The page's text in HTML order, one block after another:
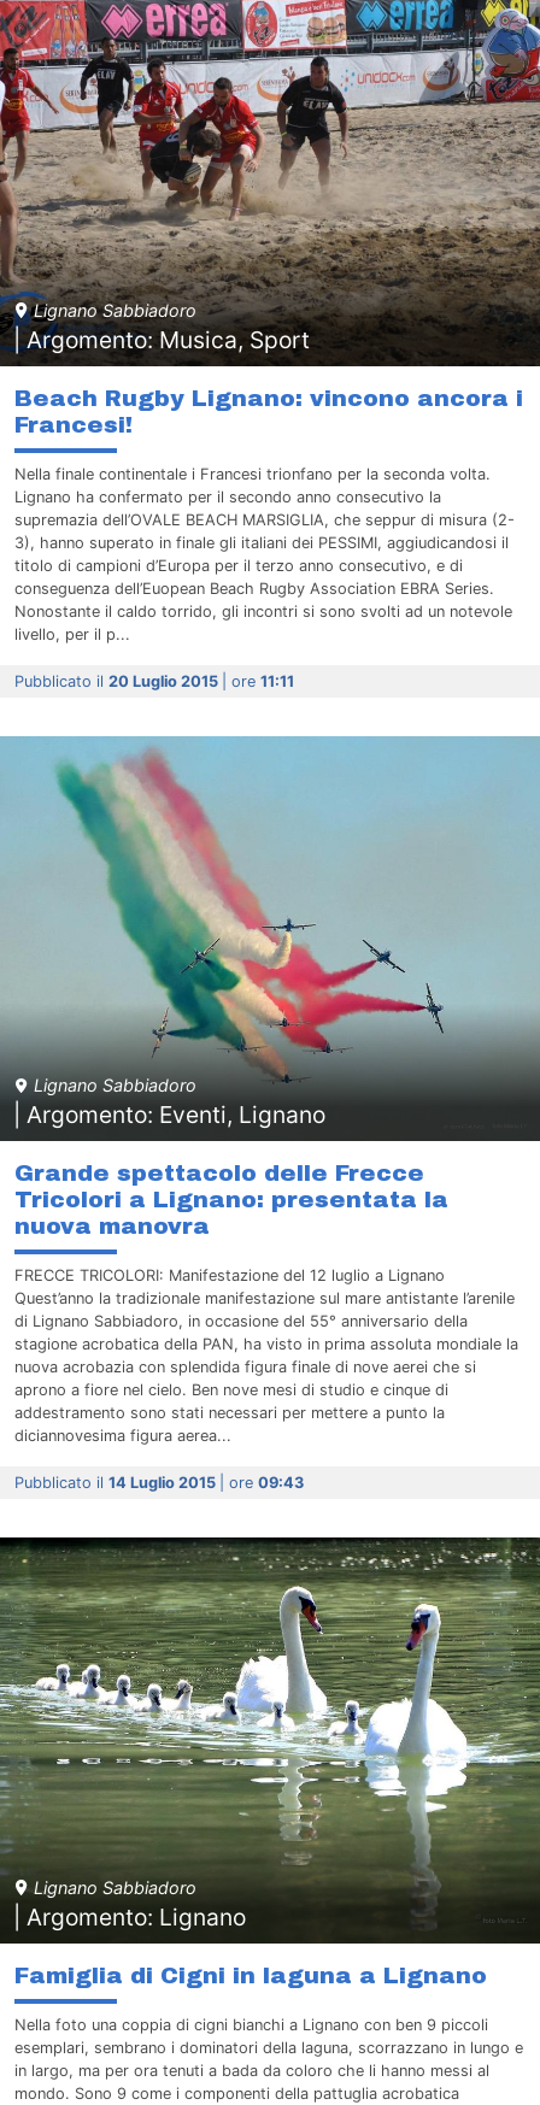
Lignano Sabbiadoro
| Argomento: Musica, Sport
Beach Rugby Lignano: vincono ancora i
Francesi!
Nella finale continentale i Francesi trionfano per la seconda volta.
Lignano ha confermato per il secondo anno consecutivo la
supremazia dell’OVALE BEACH MARSIGLIA, che seppur di misura (2-
3), hanno superato in finale gli italiani dei PESSIMI, aggiudicandosi il
titolo di campioni d’Europa per il terzo anno consecutivo, e di
conseguenza dell’Euopean Beach Rugby Association EBRA Series.
Nonostante il caldo torrido, gli incontri si sono svolti ad un notevole
livello, per il p...
Pubblicato il 20 Luglio 2015 | ore 11:11
Lignano Sabbiadoro
| Argomento: Eventi, Lignano
Grande spettacolo delle Frecce
Tricolori a Lignano: presentata la
nuova manovra
FRECCE TRICOLORI: Manifestazione del 12 luglio a Lignano
Quest’anno la tradizionale manifestazione sul mare antistante l’arenile
di Lignano Sabbiadoro, in occasione del 55° anniversario della
stagione acrobatica della PAN, ha visto in prima assoluta mondiale la
nuova acrobazia con splendida figura finale di nove aerei che si
aprono a fiore nel cielo. Ben nove mesi di studio e cinque di
addestramento sono stati necessari per mettere a punto la
diciannovesima figura aerea...
Pubblicato il 14 Luglio 2015 | ore 09:43
Lignano Sabbiadoro
| Argomento: Lignano
Famiglia di Cigni in laguna a Lignano
Nella foto una coppia di cigni bianchi a Lignano con ben 9 piccoli
esemplari, sembrano i dominatori della laguna, scorrazzano in lungo e
in largo, ma per ora tenuti a bada da coloro che li hanno messi al
mondo. Sono 9 come i componenti della pattuglia acrobatica